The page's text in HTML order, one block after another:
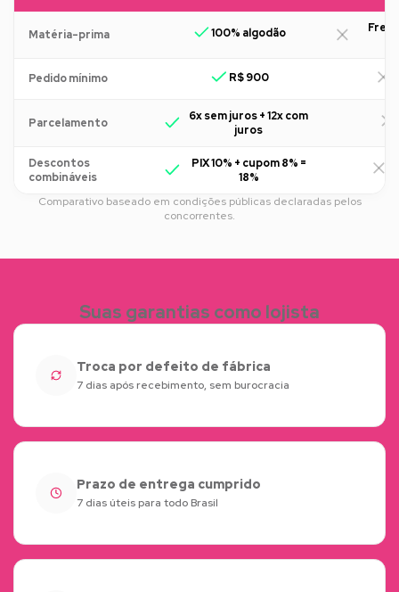
Matéria-prima 100% algodão
Pedido mínimo R$ 900
Parcelamento
6x sem juros + 12x com
juros
Descontos
combináveis
PIX 10% + cupom 8% =
18%
Comparativo baseado em condições públicas declaradas pelos
concorrentes.
Suas garantias como lojista
Troca por defeito de fábrica
7 dias após recebimento, sem burocracia
Prazo de entrega cumprido
7 dias úteis para todo Brasil